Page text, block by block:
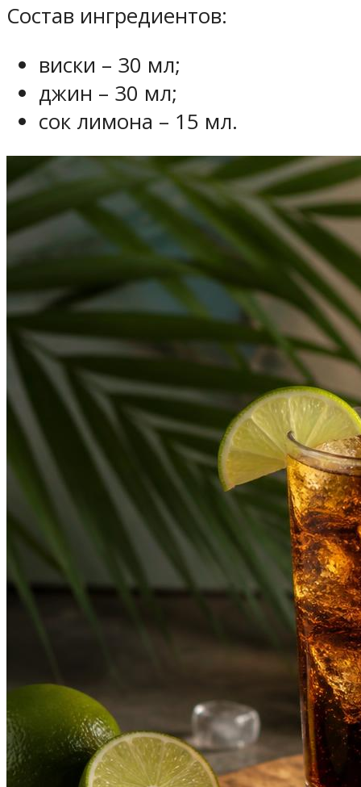
Состав ингредиентов:
виски – 30 мл;
джин – 30 мл;
сок лимона – 15 мл.